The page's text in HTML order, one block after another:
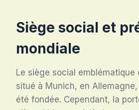
Siège social et
mondiale
Le siège social emblématique
situé à Munich, en Allemagne,
été fondée. Cependant, la